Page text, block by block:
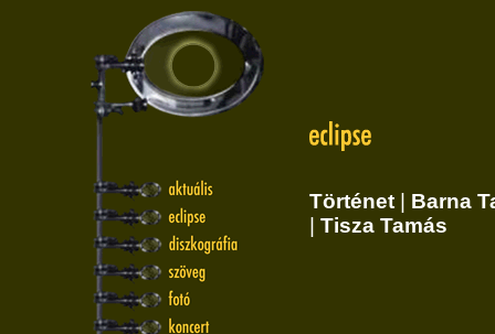
Történet
Barna
Tisza Tamás